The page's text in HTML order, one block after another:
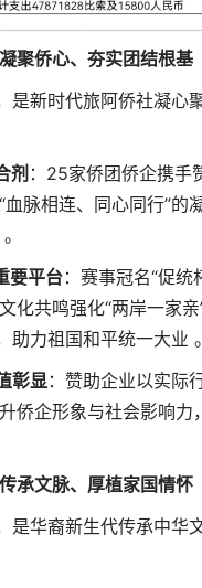
聚侨心、夯实团结根基
是新时代旅阿侨社凝心
剂 ：25家侨团侨企携手
血脉相连、同心同行”的
要平台：赛事冠名“促统
化共鸣强化“两岸一家
助力祖国和平统一大业 。
彰显 ：赞助企业以实际
侨企形象与社会影响力
承文脉、厚植家国情怀
是华裔新生代传承中华